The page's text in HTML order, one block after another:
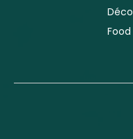
Déco
Food